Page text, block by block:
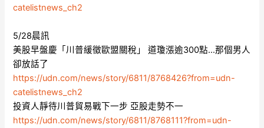
catelistnews_ch2
5/28晨訊
美股早盤慶「川普緩徵歐盟關稅」 道瓊漲逾300點…那個男人
卻放話了
https://udn.com/news/story/6811/8768426?from=udn-
catelistnews_ch2
投資人靜待川普貿易戰下一步 亞股走勢不一
https://udn.com/news/story/6811/8768111?from=udn-